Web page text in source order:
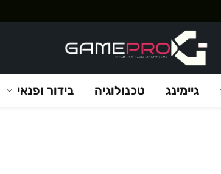
גיימינג טכנולוגיה בידור ופנאי